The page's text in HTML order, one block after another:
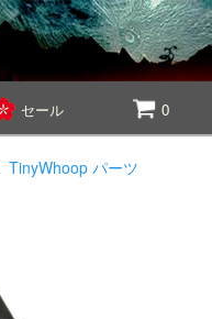
セール 0
TinyWhoop パーツ